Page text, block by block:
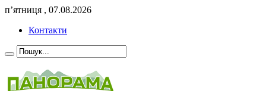
п’ятниця , 07.08.2026
Контакти